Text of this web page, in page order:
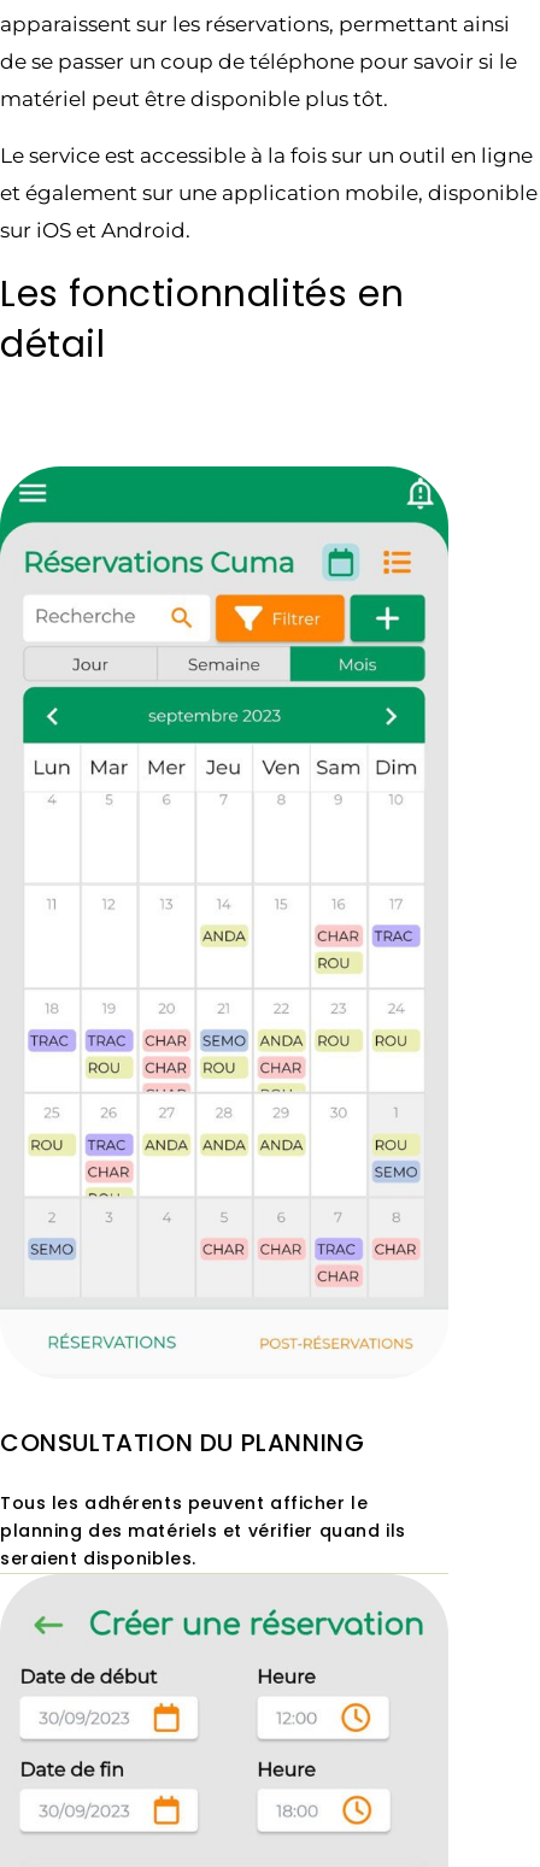
apparaissent sur les réservations, permettant ainsi
de se passer un coup de téléphone pour savoir si le
matériel peut être disponible plus tôt.
Le service est accessible à la fois sur un outil en ligne
et également sur une application mobile, disponible
sur iOS et Android.
Les fonctionnalités en
détail
CONSULTATION DU PLANNING
Tous les adhérents peuvent afficher le
planning des matériels et vérifier quand ils
seraient disponibles.